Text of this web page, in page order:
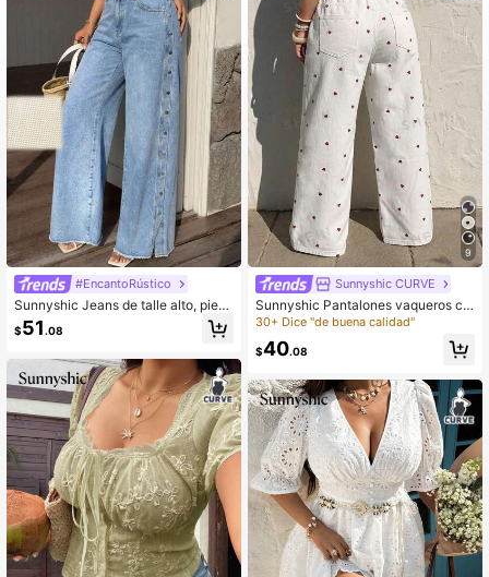
#EncantoRústico
Sunnyshic Jeans de talle alto, piern
a ancha y ajuste holgado con lavad
o vintage azul para mujer de talla gr
$51 .08
9
Sunnyshic CURVE
Sunnyshic Pantalones vaqueros ca
suales de lunares con cintura asimé
30+ Dice "de buena calidad"
$40.08